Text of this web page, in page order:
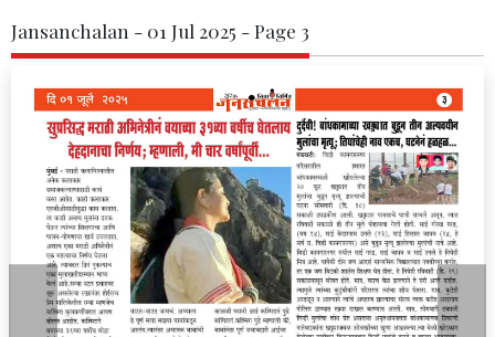
Jansanchalan - 01 Jul 2025 - Page 3